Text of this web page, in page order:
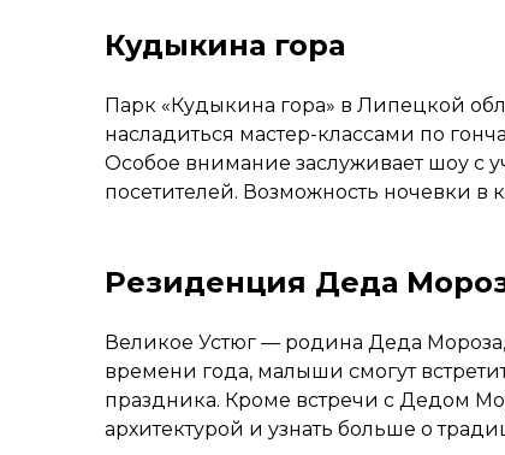
Кудыкина гора
Парк «Кудыкина гора» в Липецкой
насладиться мастер-классами по
Особое внимание заслуживает шоу с
посетителей. Возможность ночевки
Резиденция Деда
Великое Устюг — родина Деда
времени года, малыши смогут
праздника. Кроме встречи с Дедом
архитектурой и узнать больше о